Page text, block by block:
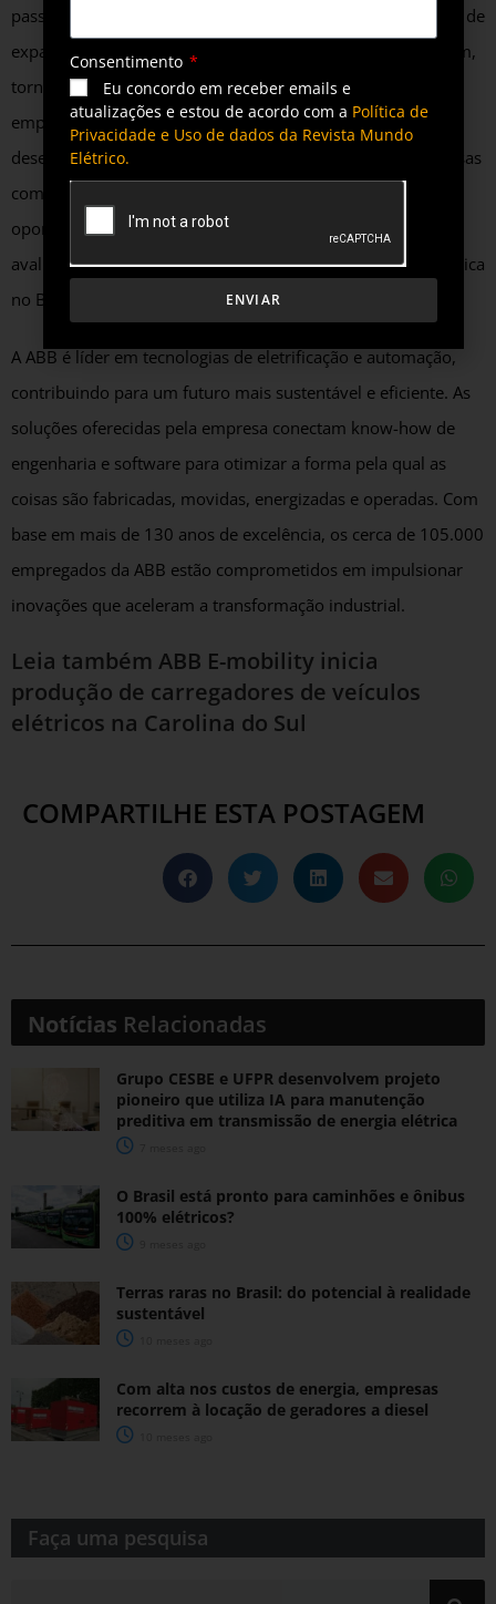
passa por uma grande transformação diante do forte ritmo de
expansão de vendas dos veículos elétricos no mundo. Assim,
tornam-se fundamentais as parcerias entre fabricantes e
empresas especializadas em tecnologia para automação no
desenvolvimento de soluções. É a colaboração com empresas
como a Bravo Motor que ajudará a identificar melhor
oportunidades de automação e digitalização de processos”,
avalia Rodrigo Bueno, diretor da área de negócios de Robótica
no Brasil.
A ABB é líder em tecnologias de eletrificação e automação,
contribuindo para um futuro mais sustentável e eficiente. As
soluções oferecidas pela empresa conectam know-how de
engenharia e software para otimizar a forma pela qual as
coisas são fabricadas, movidas, energizadas e operadas. Com
base em mais de 130 anos de excelência, os cerca de 105.000
empregados da ABB estão comprometidos em impulsionar
inovações que aceleram a transformação industrial.
Leia também ABB E-mobility inicia
produção de carregadores de veículos
elétricos na Carolina do Sul
COMPARTILHE ESTA POSTAGEM
Notícias Relacionadas
Grupo CESBE e UFPR desenvolvem projeto
pioneiro que utiliza IA para manutenção
preditiva em transmissão de energia elétrica
O Brasil está pronto para caminhões e ônibus
100% elétricos?
Terras raras no Brasil: do potencial à realidade
sustentável
Com alta nos custos de energia, empresas
recorrem à locação de geradores a diesel
Faça uma pesquisa​​
Consentimento
Eu concordo em receber emails e
atualizações e estou de acordo com a Política de
Privacidade e Uso de dados da Revista Mundo
Elétrico.
ENVIAR